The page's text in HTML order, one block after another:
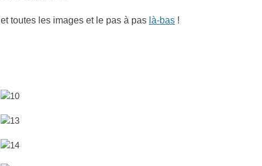
et toutes les images et le pas à pas là-bas !